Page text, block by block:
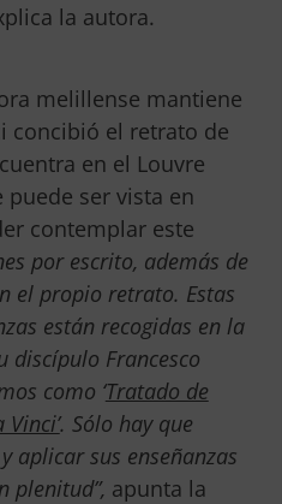
la autora.
melillense mantiene
concibió el retrato de
en el Louvre
ser vista en
contemplar este
por escrito, además de
el propio retrato. Estas
están recogidas en la
discípulo Francesco
como ‘Tratado de
. Sólo hay que
aplicar sus enseñanzas
plenitud”, apunta la